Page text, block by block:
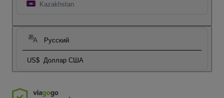
Kazakhstan
Русский
US$ Доллар США